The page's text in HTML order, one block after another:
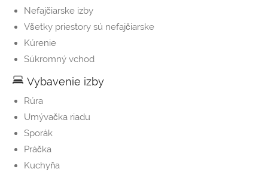
Nefajčiarske izby
Všetky priestory sú nefajčiarske
Kúrenie
Súkromný vchod
Vybavenie izby
Rúra
Umývačka riadu
Sporák
Práčka
Kuchyňa